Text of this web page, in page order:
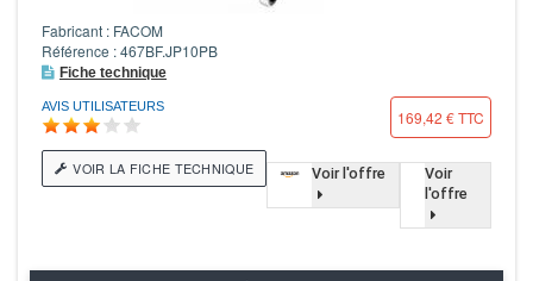
Fabricant : FACOM
Référence : 467BF.JP10PB
Fiche technique
AVIS UTILISATEURS
169,42 € TTC
VOIR LA FICHE TECHNIQUE Voir l'offre
Voir
l'offre